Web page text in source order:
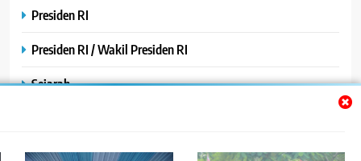
Presiden RI
Presiden RI / Wakil Presiden RI
Sejarah
SPPG /MBG